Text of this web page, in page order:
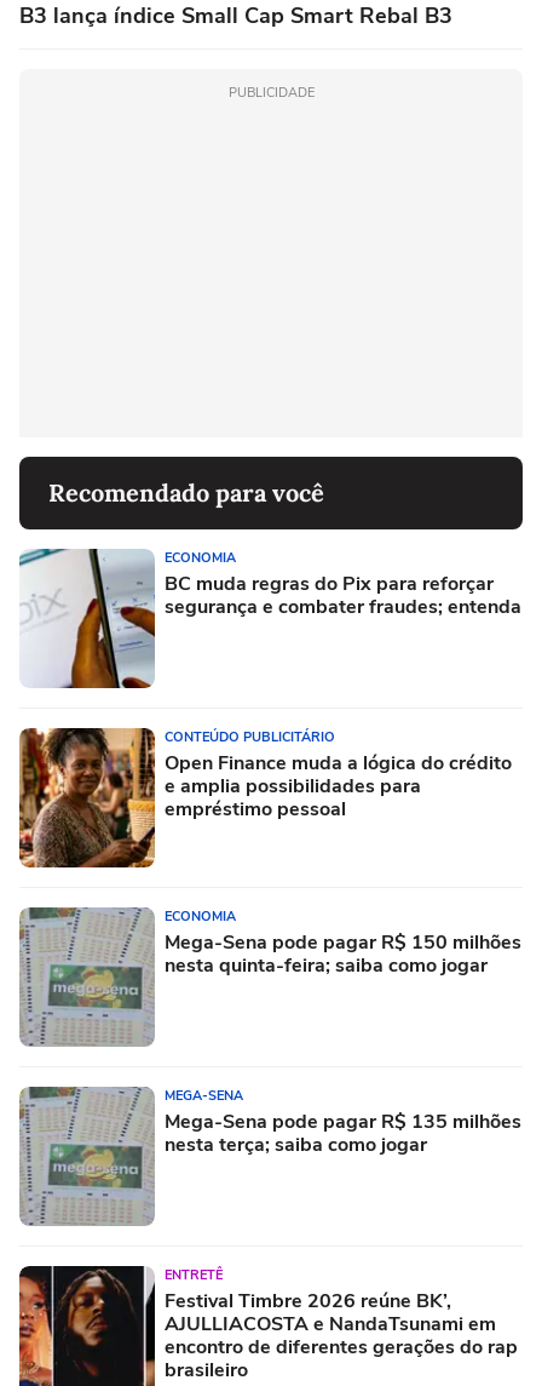
B3 lança índice Small Cap Smart Rebal B3
PUBLICIDADE
Recomendado para você
ECONOMIA
BC muda regras do Pix para reforçar
segurança e combater fraudes; entenda
CONTEÚDO PUBLICITÁRIO
Open Finance muda a lógica do crédito
e amplia possibilidades para
empréstimo pessoal
ECONOMIA
Mega-Sena pode pagar R$ 150 milhões
nesta quinta-feira; saiba como jogar
MEGA-SENA
Mega-Sena pode pagar R$ 135 milhões
nesta terça; saiba como jogar
ENTRETÊ
Festival Timbre 2026 reúne BK’,
AJULLIACOSTA e NandaTsunami em
encontro de diferentes gerações do rap
brasileiro